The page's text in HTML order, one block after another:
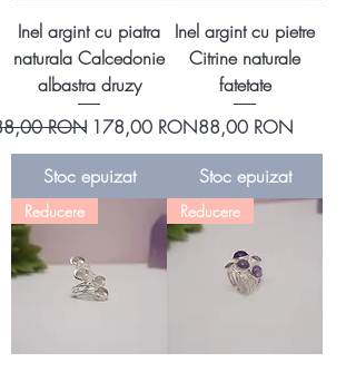
Inel argint cu piatra
naturala Calcedonie
albastra druzy
normalRON Preț redus
178,00 RON
Stoc epuizat
Inel argint cu pietre
Citrine naturale
fatetate
Preț
88,00 RON
Stoc epuizat
Reducere Reducere